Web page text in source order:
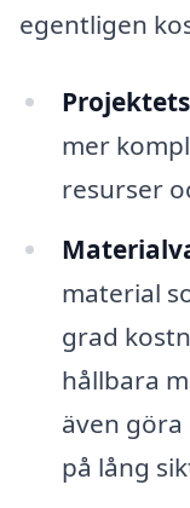
egentligen
mer
resurser
material
grad
hållbara
även
på lång